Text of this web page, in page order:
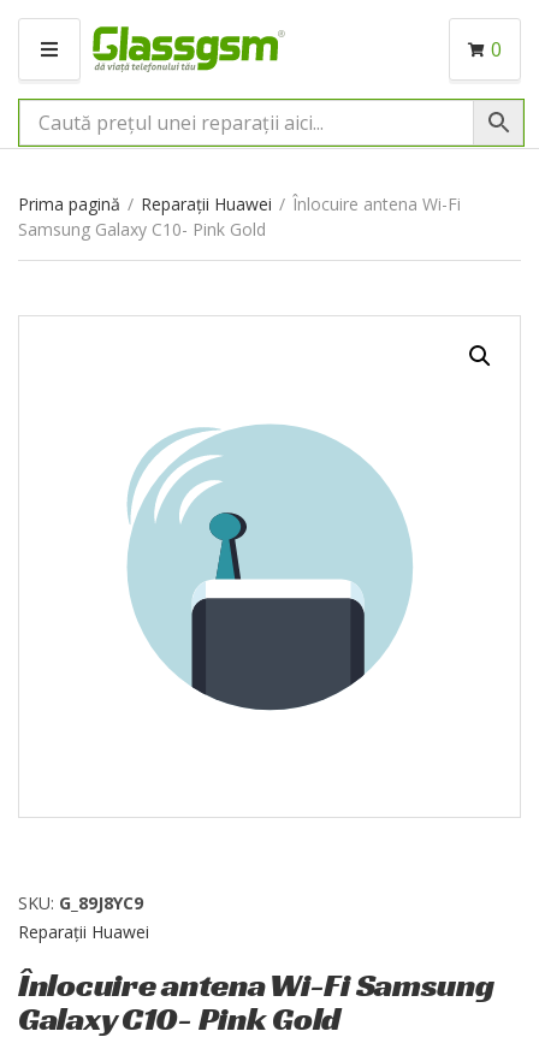
M
N
I
0
Prima pagină / Reparații Huawei / Înlocuire antena Wi-Fi
Samsung Galaxy C10- Pink Gold
SKU: G_89J8YC9
Reparații Huawei
Înlocuire antena Wi-Fi Samsung
Galaxy C10- Pink Gold